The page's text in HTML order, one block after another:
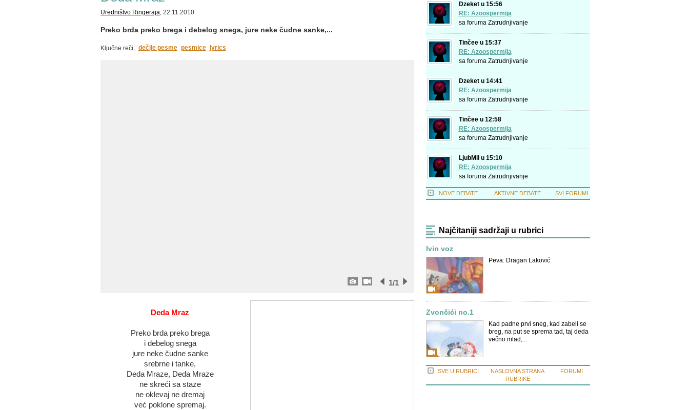
Uredništvo Ringeraja, 22.11.2010
Preko brda preko brega i debelog snega, jure neke čudne sanke,...
Ključne reči: dečije pesme pesmice lyrics
/1
1
Deda Mraz
Preko brda preko brega
i debelog snega
jure neke čudne sanke
srebrne i tanke,
Deda Mraze, Deda Mraze
ne skreći sa staze
ne oklevaj ne dremaj
već poklone spremaj.
Dzeket u 15:56
RE: Azoospermija
sa foruma Zatrudnjivanje
Tinčee u 15:37
RE: Azoospermija
sa foruma Zatrudnjivanje
Dzeket u 14:41
RE: Azoospermija
sa foruma Zatrudnjivanje
Tinčee u 12:58
RE: Azoospermija
sa foruma Zatrudnjivanje
LjubMil u 15:10
RE: Azoospermija
sa foruma Zatrudnjivanje
NOVE DEBATE AKTIVNE DEBATE SVI FORUMI
Najčitaniji sadržaji u rubrici
Ivin voz
Peva: Dragan Laković
Zvončići no.1
Kad padne prvi sneg, kad zabeli se
breg, na put se sprema tad, taj deda
večno mlad,...
SVE U RUBRICI
NASLOVNA STRANA
RUBRIKE
FORUMI